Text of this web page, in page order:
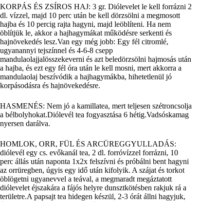
KORPÁS ÉS ZSÍROS HAJ: 3 gr. Diólevelet le kell forrázni 2
dl. vízzel, majd 10 perc után be kell dörzsölni a megmosott
hajba és 10 percig rajta hagyni, majd leöblíteni. Ha nem
öblítjük le, akkor a hajhagymákat működésre serkenti és
hajnövekedés lesz.Van egy még jobb: Egy fél citromlé,
ugyanannyi tejszínnel és 4-6-8 csepp
mandulaolajjalösszekeverni és azt beledörzsölni hajmosás után
a hajba, és ezt egy fél óra után le kell mosni, mert akkorra a
mandulaolaj beszívódik a hajhagymákba, hihetetlenül jó
korpásodásra és hajnövekedésre.
HASMENÉS: Nem jó a kamillatea, mert teljesen szétroncsolja
a bélbolyhokat.Diólevél tea fogyasztása 6 hétig.Vadsóskamag
nyersen darálva.
HOMLOK, ORR, FÜL ÉS ARCÜREGGYULLADÁS:
diólevél egy cs. evőkanál tea, 2 dl. forróvízzel forrázni, 10
perc állás után naponta 1x2x felszívni és próbálni bent hagyni
az orrüregben, úgyis egy idő után kifolyik. A szájat és torkot
öblögetni ugyanevvel a teával, a megmaradt megáztatott
diólevelet éjszakára a fájós helyre dunsztkötésben rakjuk rá a
területre.A papsajt tea hidegen készül, 2-3 órát állni hagyjuk,